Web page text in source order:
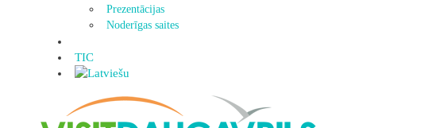
Prezentācijas
Noderīgas saites
TIC